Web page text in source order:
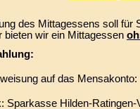
des Mittagessens soll für
bieten wir ein Mittagessen
auf das Mensakonto:
Sparkasse Hilden-Ratingen-